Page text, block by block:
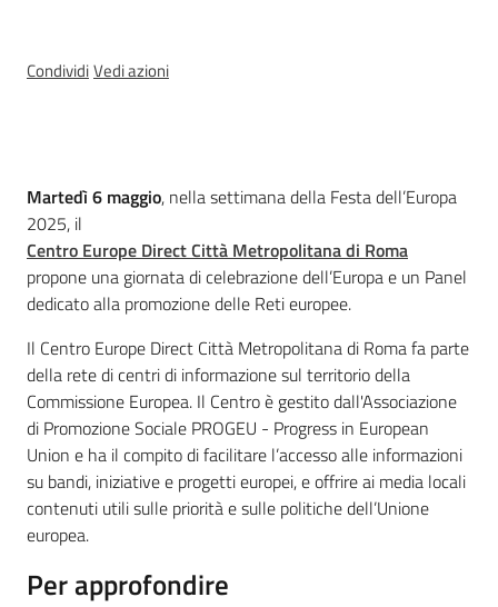
Temi
Appuntamenti
Newsletter
Seguici
su
CondividiVedi azioni
Cos'è
Martedì 6 maggio, nella settimana della Festa dell’Europa
2025, il
Centro Europe Direct Città Metropolitana di Roma
propone una giornata di celebrazione dell’Europa e un Panel
dedicato alla promozione delle Reti europee.
Il Centro Europe Direct Città Metropolitana di Roma fa parte
della rete di centri di informazione sul territorio della
Commissione Europea. Il Centro è gestito dall'Associazione
di Promozione Sociale PROGEU - Progress in European
Union e ha il compito di facilitare l’accesso alle informazioni
su bandi, iniziative e progetti europei, e offrire ai media locali
contenuti utili sulle priorità e sulle politiche dell’Unione
europea.
Per approfondire